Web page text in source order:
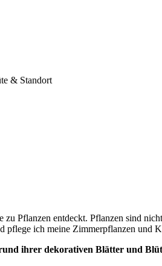
& Standort
Pflanzen entdeckt. Pflanzen sind
ich meine Zimmerpflanzen und
ihrer dekorativen Blätter und